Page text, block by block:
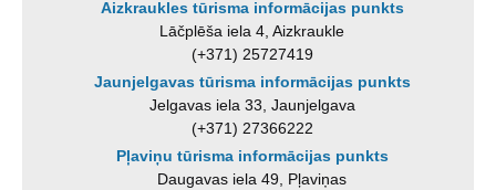
Aizkraukles tūrisma informācijas punkts
Lāčplēša iela 4, Aizkraukle
(+371) 25727419
Jaunjelgavas tūrisma informācijas punkts
Jelgavas iela 33, Jaunjelgava
(+371) 27366222
Pļaviņu tūrisma informācijas punkts
Daugavas iela 49, Pļaviņas